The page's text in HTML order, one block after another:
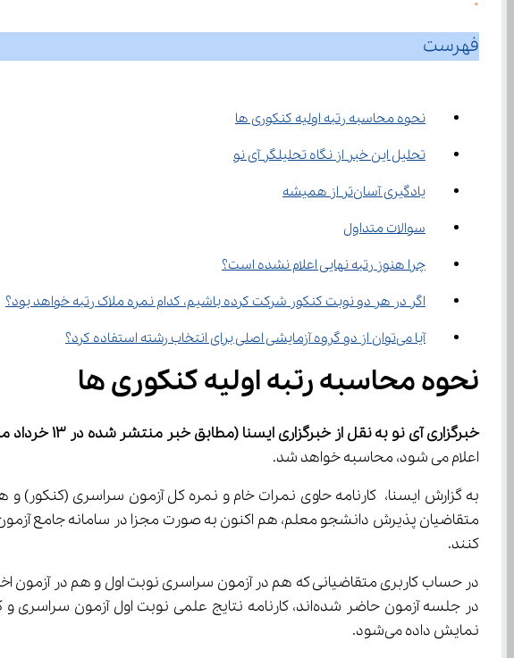
فهرست
نحوه محاسبه رتبه اولیه کنکوری ها
تحلیل این خبر از نگاه تحلیلگر آی نو
یادگیری آسان‌تر از همیشه
سوالات متداول
چرا هنوز رتبه نهایی اعلام نشده است؟
اگر در هر دو نوبت کنکور شرکت کرده باشیم، کدام نمره ملاک رتبه خواهد بود؟
آیا می‌توان از دو گروه آزمایشی اصلی برای انتخاب رشته استفاده کرد؟
نحوه محاسبه رتبه اولیه کنکوری ها
خبرگزاری آی نو به نقل از خبرگزاری ایسنا (مطابق خبر منتشر شده در 13 خرداد ماه 1404):
اعلام می شود، محاسبه خواهد شد.
کنند.
نمایش داده می‌شود.